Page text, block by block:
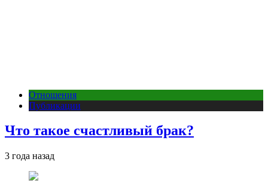
Отношения
Публикации
Что такое счастливый брак?
3 года назад